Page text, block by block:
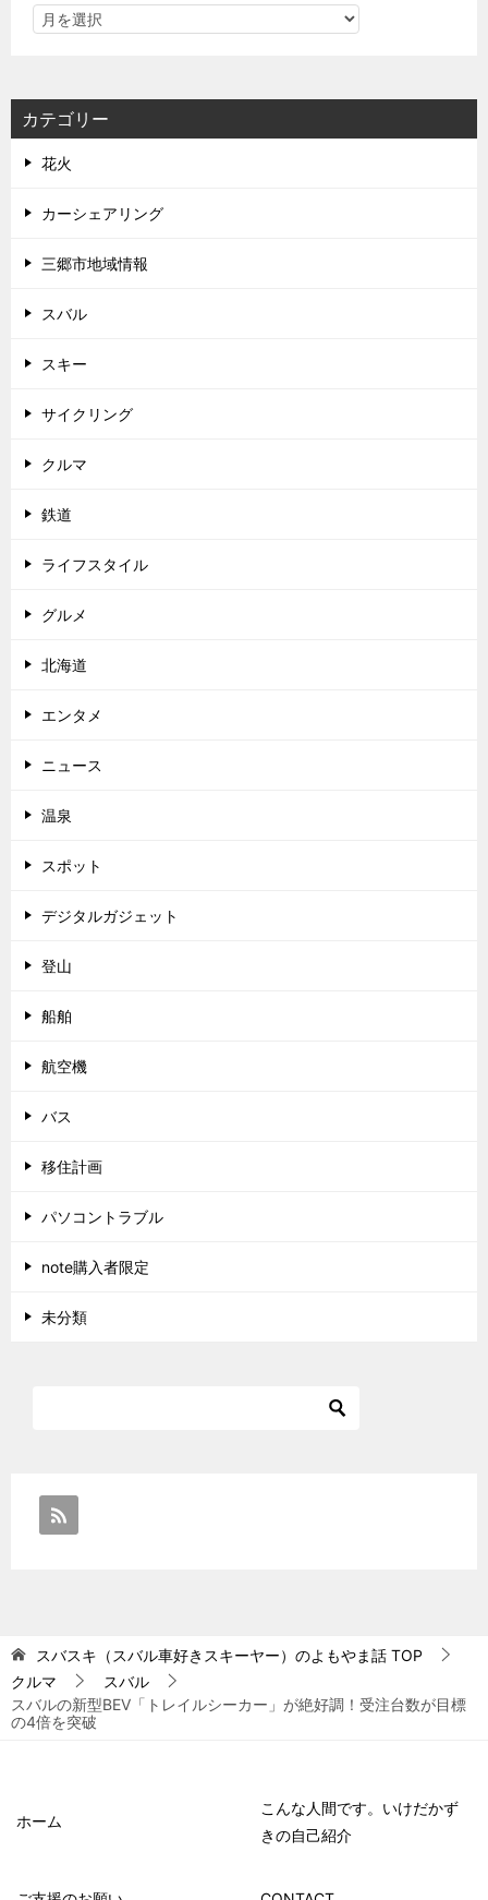
カテゴリー
花火
カーシェアリング
三郷市地域情報
スバル
スキー
サイクリング
クルマ
鉄道
ライフスタイル
グルメ
北海道
エンタメ
ニュース
温泉
スポット
デジタルガジェット
登山
船舶
航空機
バス
移住計画
パソコントラブル
note購入者限定
未分類
スバスキ（スバル車好きスキーヤー）のよもやま話 TOP
クルマ
スバル
スバルの新型BEV「トレイルシーカー」が絶好調！受注台数が目標
の4倍を突破
ホーム
こんな人間です。いけだかず
きの自己紹介